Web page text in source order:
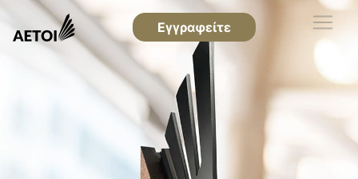
Εγγραφείτε